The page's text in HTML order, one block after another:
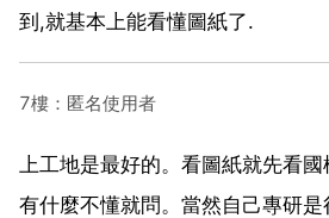
到,就基本上能看懂圖紙了.
7樓：匿名使用者
上工地是最好的。看圖紙就先看國
有什麼不懂就問。當然自己專研